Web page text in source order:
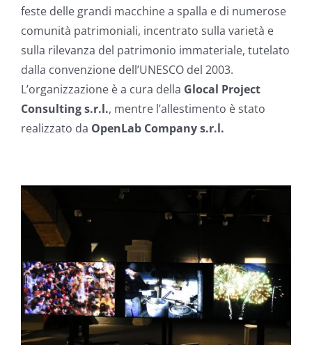
feste delle grandi macchine a spalla e di numerose
comunità patrimoniali, incentrato sulla varietà e
sulla rilevanza del patrimonio immateriale, tutelato
dalla convenzione dell’UNESCO del 2003.
L’organizzazione è a cura della Glocal Project
Consulting s.r.l., mentre l’allestimento è stato
realizzato da OpenLab Company s.r.l.